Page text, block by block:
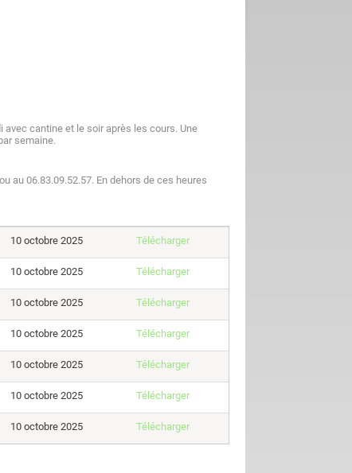
cantine et le soir après les cours. Une
semaine.
au 06.83.09.52.57. En dehors de ces heures
10 octobre 2025 Télécharger
10 octobre 2025 Télécharger
10 octobre 2025 Télécharger
10 octobre 2025 Télécharger
10 octobre 2025 Télécharger
10 octobre 2025 Télécharger
10 octobre 2025 Télécharger